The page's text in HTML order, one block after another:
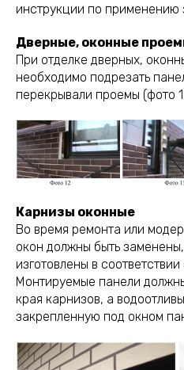
инструкции по применению
Дверные, оконные
При отделке дверных,
необходимо подрезать
перекрывали проемы (фото
Карнизы оконные
Во время ремонта или
окон должны быть
изготовлены в
Монтируемые панели
края карнизов, а
закрепленную под окном